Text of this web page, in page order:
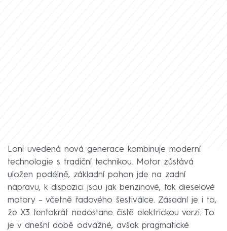
Loni uvedená nová generace kombinuje moderní
technologie s tradiční technikou. Motor zůstává
uložen podélně, základní pohon jde na zadní
nápravu, k dispozici jsou jak benzinové, tak dieselové
motory – včetně řadového šestiválce. Zásadní je i to,
že X3 tentokrát nedostane čistě elektrickou verzi. To
je v dnešní době odvážné, avšak pragmatické